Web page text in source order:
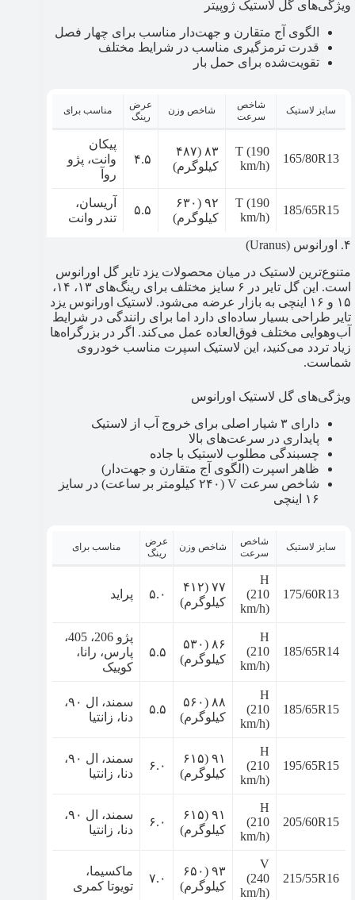
ویژگی‌های گل لاستیک ژوپیتر
الگوی آج متقارن و جهت‌دار مناسب برای چهار فصل
قدرت ترمزگیری مناسب در شرایط مختلف
تقویت‌شده برای حمل بار
سایز لاستیک
شاخص
سرعت
شاخص وزن
عرض
رینگ
مناسب برای
165/80R13
T (190
km/h)
۸۳ (۴۸۷
کیلوگرم)
۴.۵
پیکان
وانت، پژو
روآ
185/65R15
T (190
km/h)
۹۲ (۶۳۰
کیلوگرم)
۵.۵
آریسان،
تندر وانت
۴. اورانوس (Uranus)
متنوع‌ترین لاستیک در میان محصولات یزد تایر گل اورانوس
است. این گل تایر در ۶ سایز مختلف برای رینگ‌های ۱۳، ۱۴،
۱۵ و ۱۶ اینچی به بازار عرضه می‌شود. لاستیک اورانوس یزد
تایر طراحی بسیار ساده‌ای دارد اما برای رانندگی در شرایط
آب‌وهوایی مختلف فوق‌العاده عمل می‌کند. اگر در بزرگراه‌ها
زیاد تردد می‌کنید، این لاستیک اسپرت مناسب خودروی
شماست.
ویژگی‌های گل لاستیک اورانوس
دارای ۳ شیار اصلی برای خروج آب از لاستیک
پایداری در سرعت‌های بالا
چسبندگی مطلوب لاستیک با جاده
ظاهر اسپرت (الگوی آج متقارن و جهت‌دار)
شاخص سرعت V (۲۴۰ کیلومتر بر ساعت) در سایز
۱۶ اینچی
سایز لاستیک
شاخص
سرعت
شاخص وزن
عرض
رینگ
مناسب برای
175/60R13
H
(210
km/h)
۷۷ (۴۱۲
کیلوگرم)
۵.۰ پراید
185/65R14
H
(210
km/h)
۸۶ (۵۳۰
کیلوگرم)
۵.۵
پژو 206، 405،
پارس، رانا،
کوییک
185/65R15
H
(210
km/h)
۸۸ (۵۶۰
کیلوگرم)
۵.۵
سمند، ال ۹۰،
دنا، زانتیا
195/65R15
H
(210
km/h)
۹۱ (۶۱۵
کیلوگرم)
۶.۰
سمند، ال ۹۰،
دنا، زانتیا
205/60R15
H
(210
km/h)
۹۱ (۶۱۵
کیلوگرم)
۶.۰
سمند، ال ۹۰،
دنا، زانتیا
215/55R16
V
(240
km/h)
۹۳ (۶۵۰
کیلوگرم)
۷.۰
ماکسیما،‌
تویوتا کمری